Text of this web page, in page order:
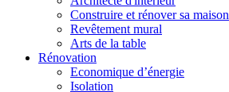
Construire et rénover sa maison
Revêtement mural
Arts de la table
Rénovation
Economique d’énergie
Isolation